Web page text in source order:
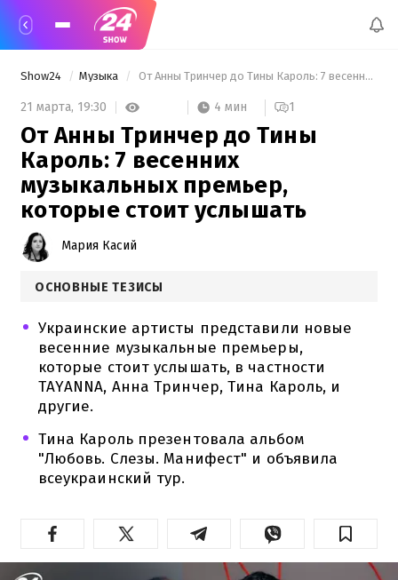
Show24 Музыка От Анны Тринчер до Тины Кароль: 7 весенних музыкальных премьер, которые стоит услышать
21 марта, 19:30 4 мин 1
От Анны Тринчер до Тины
Кароль: 7 весенних
музыкальных премьер,
которые стоит услышать
Мария Касий
ОСНОВНЫЕ ТЕЗИСЫ
Украинские артисты представили новые
весенние музыкальные премьеры,
которые стоит услышать, в частности
TAYANNA, Анна Тринчер, Тина Кароль, и
другие.
Тина Кароль презентовала альбом
"Любовь. Слезы. Манифест" и объявила
всеукраинский тур.